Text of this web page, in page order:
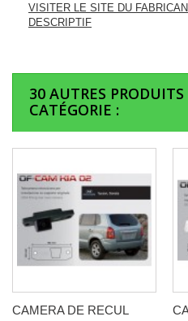
VISITER LE SITE DU
DESCRIPTIF
30 AUTRES
CATÉGORIE :
CAMERA DE RECUL